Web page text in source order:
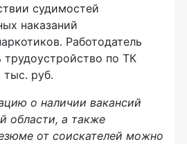
судимостей
наказаний
Работодатель
трудоустройство по ТК
тыс. руб.
о наличии вакансий
области, а также
от соискателей можно